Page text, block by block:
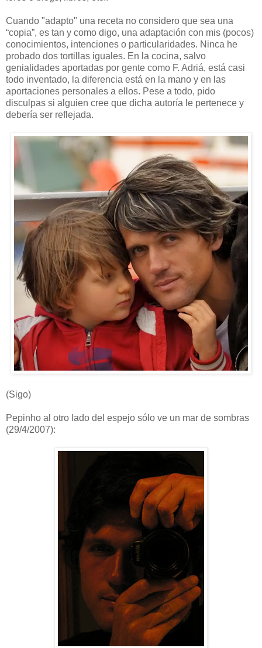
Cuando "adapto" una receta no considero que sea una
“copia”, es tan y como digo, una adaptación con mis (pocos)
conocimientos, intenciones o particularidades. Ninca he
probado dos tortillas iguales. En la cocina, salvo
genialidades aportadas por gente como F. Adriá, está casi
todo inventado, la diferencia está en la mano y en las
aportaciones personales a ellos. Pese a todo, pido
disculpas si alguien cree que dicha autoría le pertenece y
debería ser reflejada.
(Sigo)
Pepinho al otro lado del espejo sólo ve un mar de sombras
(29/4/2007):